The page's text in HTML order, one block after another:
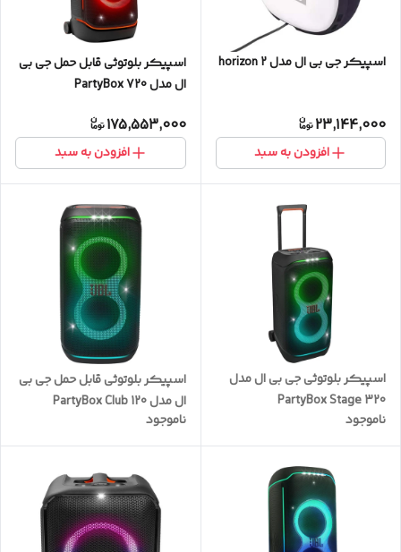
اسپیکر جی بی ال مدل horizon 2
23,144,000
افزودن به سبد
اسپیکر بلوتوثی قابل حمل جی بی
ال مدل PartyBox 720
175,553,000
افزودن به سبد
اسپیکر بلوتوثی جی بی ال مدل
PartyBox Stage 320
ناموجود
اسپیکر بلوتوثی قابل حمل جی بی
ال مدل PartyBox Club 120
ناموجود